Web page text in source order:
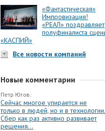
«Фантастическая»
Импровизация!
«РЕАЛ» поздравляет
полуфиналиста
«КАСПИЙ»
Все новости компаний
Новые комментарии
Петр Югов:
Сейчас многое упирается не
только в людей, но и в технологии.
Сбер как раз активно развивает
решения...